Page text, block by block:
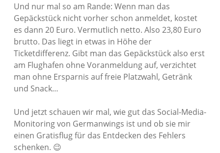
Und nur mal so am Rande: Wenn man das
Gepäckstück nicht vorher schon anmeldet, kostet
es dann 20 Euro. Vermutlich netto. Also 23,80 Euro
brutto. Das liegt in etwas in Höhe der
Ticketdifferenz. Gibt man das Gepäckstück also erst
am Flughafen ohne Voranmeldung auf, verzichtet
man ohne Ersparnis auf freie Platzwahl, Getränk
und Snack…
Und jetzt schauen wir mal, wie gut das Social-Media-
Monitoring von Germanwings ist und ob sie mir
einen Gratisflug für das Entdecken des Fehlers
schenken. 😉